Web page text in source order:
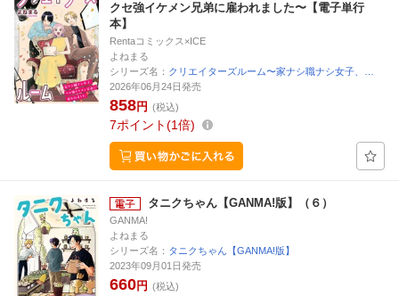
クセ強イケメン兄弟に雇われました〜【電子単行
本】
Rentaコミックス×ICE
よねまる
シリーズ名： クリエイターズルーム〜家ナシ職ナシ女子、…
2026年06月24日発売
858円 (税込)
7ポイント 1倍
タニクちゃん【GANMA!版】（６）
GANMA!
よねまる
シリーズ名： タニクちゃん【GANMA!版】
2023年09月01日発売
660円 (税込)